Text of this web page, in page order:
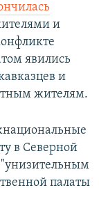
и
явились
и
жителям.
в Северной
"унизительным
палаты